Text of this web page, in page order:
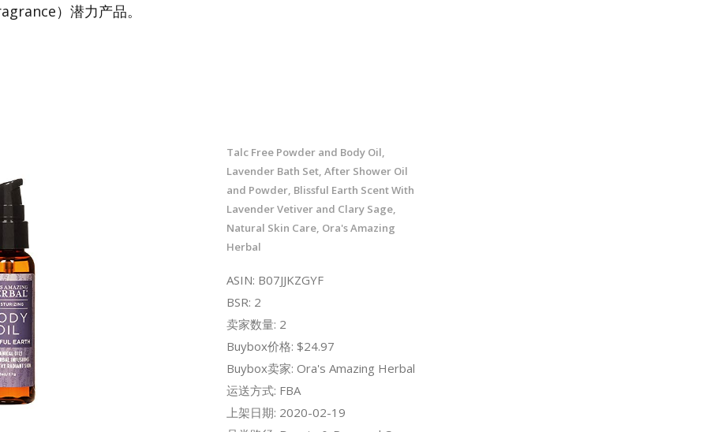
）潜力产品。
Talc Free Powder and Body Oil,
Lavender Bath Set, After Shower Oil
and Powder, Blissful Earth Scent With
Lavender Vetiver and Clary Sage,
Natural Skin Care, Ora's Amazing
Herbal
ASIN: B07JJKZGYF
BSR: 2
卖家数量: 2
Buybox价格: $24.97
Buybox卖家: Ora's Amazing Herbal
运送方式: FBA
上架日期: 2020-02-19